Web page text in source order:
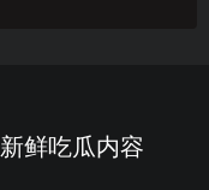
鲜吃瓜内容